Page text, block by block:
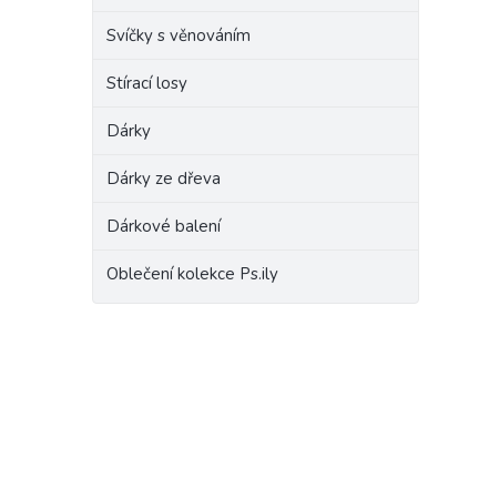
Svíčky s věnováním
Stírací losy
Dárky
Dárky ze dřeva
Dárkové balení
Oblečení kolekce Ps.ily